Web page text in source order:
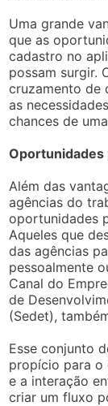
Uma grande
que as
cadastro no
possam surgir.
cruzamento de
as
chances de
Oportunidades
Além das
agências do
oportunidades
Aqueles que
das agências
pessoalmente
Canal do
de
(Sedet),
Esse conjunto
propício para o
e a interação
criar um fluxo